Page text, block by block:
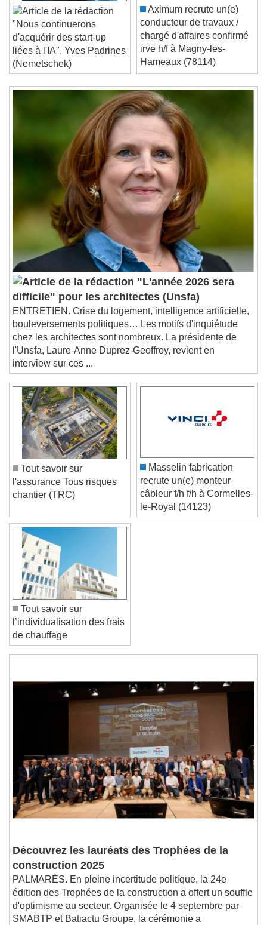
Current Time0:00
/
Duration-:-
Loaded :0%
Stream TypeLIVE
Seek to live, currently behind liveLIVE
Remaining Time-0:00
Playback Rate
Chapters
Chapters
Descriptions
descriptions off, selected
Subtitles
subtitles settings, opens subtitles
settings dialog
subtitles off
, selected
Audio Track
Picture-in-Picture
Fullscreen
This is a modal window.
Beginning of dialog window. Escape will cancel
and close the window.
Text
Color
Text Background
Color Opacity
Caption Area Background
Color Opacity
Font Size
Text Edge Style
Font Family
Reset
Done
Close Modal Dialog
End of dialog window.
"Nous continuerons
d'acquérir des start-up
liées à l'IA", Yves Padrines
(Nemetschek)
Aximum recrute un(e)
conducteur de travaux /
chargé d'affaires confirmé
irve h/f à Magny-les-
Hameaux (78114)
"L'année 2026 sera
difficile" pour les architectes (Unsfa)
ENTRETIEN. Crise du logement, intelligence artificielle,
bouleversements politiques… Les motifs d'inquiétude
chez les architectes sont nombreux. La présidente de
l'Unsfa, Laure-Anne Duprez-Geoffroy, revient en
interview sur ces ...
Tout savoir sur
l'assurance Tous risques
chantier (TRC)
Masselin fabrication
recrute un(e) monteur
câbleur f/h f/h à Cormelles-
le-Royal (14123)
Tout savoir sur
l’individualisation des frais
de chauffage
Découvrez les lauréats des Trophées de la
construction 2025
PALMARÈS. En pleine incertitude politique, la 24e
édition des Trophées de la construction a offert un souffle
d'optimisme au secteur. Organisée le 4 septembre par
SMABTP et Batiactu Groupe, la cérémonie a